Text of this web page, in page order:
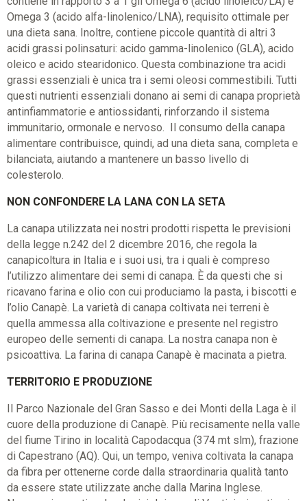
Omega 3 (acido alfa-linolenico/LNA), requisito ottimale per
una dieta sana. Inoltre, contiene piccole quantità di altri 3
acidi grassi polinsaturi: acido gamma-linolenico (GLA), acido
oleico e acido stearidonico. Questa combinazione tra acidi
grassi essenziali è unica tra i semi oleosi commestibili. Tutti
questi nutrienti essenziali donano ai semi di canapa proprietà
antinfiammatorie e antiossidanti, rinforzando il sistema
immunitario, ormonale e nervoso. Il consumo della canapa
alimentare contribuisce, quindi, ad una dieta sana, completa e
bilanciata, aiutando a mantenere un basso livello di
colesterolo.
NON CONFONDERE LA LANA CON LA SETA
La canapa utilizzata nei nostri prodotti rispetta le previsioni
della legge n.242 del 2 dicembre 2016, che regola la
canapicoltura in Italia e i suoi usi, tra i quali è compreso
l’utilizzo alimentare dei semi di canapa. È da questi che si
ricavano farina e olio con cui produciamo la pasta, i biscotti e
l’olio Canapè. La varietà di canapa coltivata nei terreni è
quella ammessa alla coltivazione e presente nel registro
europeo delle sementi di canapa. La nostra canapa non è
psicoattiva. La farina di canapa Canapè è macinata a pietra.
TERRITORIO E PRODUZIONE
Il Parco Nazionale del Gran Sasso e dei Monti della Laga è il
cuore della produzione di Canapè. Più recisamente nella valle
del fiume Tirino in località Capodacqua (374 mt slm), frazione
di Capestrano (AQ). Qui, un tempo, veniva coltivata la canapa
da fibra per ottenerne corde dalla straordinaria qualità tanto
da essere state utilizzate anche dalla Marina Inglese.